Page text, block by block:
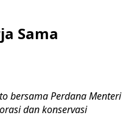
Sama
bersama Perdana Menteri
dan konservasi